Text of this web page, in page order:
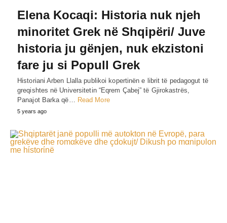
Elena Kocaqi: Historia nuk njeh
minoritet Grek në Shqipëri/ Juve
historia ju gënjen, nuk ekzistoni
fare ju si Popull Grek
Historiani Arben Llalla publikoi kopertinën e librit të pedagogut të
greqishtes në Universitetin “Eqrem Çabej” të Gjirokastrës,
Panajot Barka që… Read More
5 years ago